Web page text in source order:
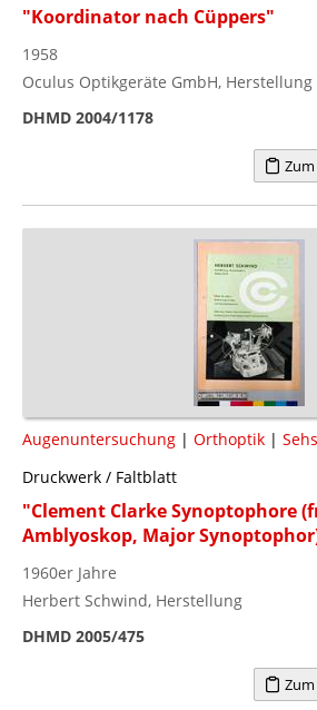
"Koordinator nach Cüppers"
1958
Oculus Optikgeräte GmbH, Herstellung
DHMD 2004/1178
Augenuntersuchung | Orthoptik |
Druckwerk / Faltblatt
"Clement Clarke Synoptophore
Amblyoskop, Major
1960er Jahre
Herbert Schwind, Herstellung
DHMD 2005/475